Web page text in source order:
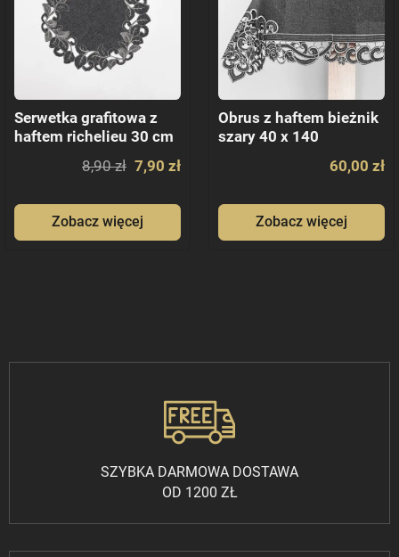
Serwetka grafitowa z
haftem richelieu 30 cm
8,90 zł 7,90 zł
Zobacz więcej
Obrus z haftem bieżnik
szary 40 x 140
60,00 zł
Zobacz więcej
SZYBKA DARMOWA DOSTAWA
OD 1200 ZŁ